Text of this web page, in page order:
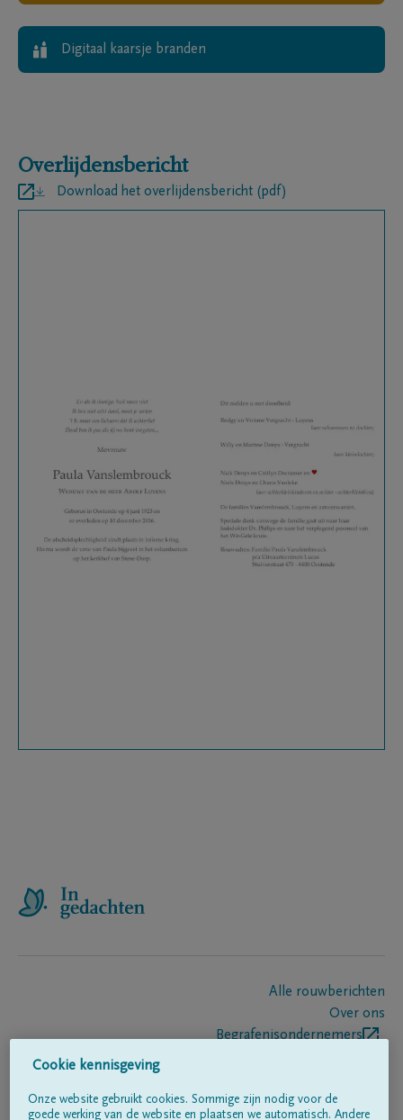
Digitaal kaarsje branden
Overlijdensbericht
Download het overlijdensbericht (pdf)
Alle rouwberichten
Over ons
Begrafenisondernemers
Cookie kennisgeving
Onze website gebruikt cookies. Sommige zijn nodig voor de
goede werking van de website en plaatsen we automatisch. Andere